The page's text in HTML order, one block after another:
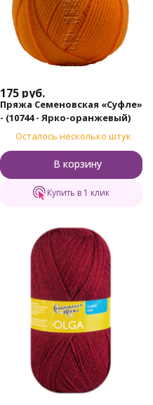
175 руб.
Пряжа Семеновская «Суфле»
- (10744 - Ярко-оранжевый)
Осталось несколько штук
В корзину
Купить в 1 клик